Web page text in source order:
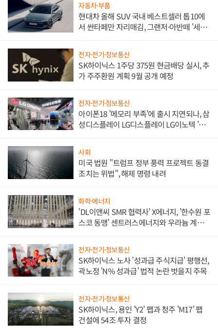
자동차·부품
현대차 올해 SUV 국내 베스트셀러 톱10에
서 싼타페만 자리매김, 그랜저·아반떼 '세단
전자·전기·정보통신
SK하이닉스 1주당 375원 현금배당 실시, 추
가 주주환원 계획 9월 공개 예정
전자·전기·정보통신
아이폰18 '메모리 부족'에 출시 지연되나, 삼
성디스플레이 LG디스플레이 LG이노텍 '탈
사회
미국 법원 "트럼프 정부 풍력 프로젝트 동결
조치는 위법", 해제 명령 내려
화학·에너지
'DL이앤씨 SMR 협력사' X에너지, '한수원 포
스코 동맹' 센트러스에너지와 우라늄 계약
전자·전기·정보통신
SK하이닉스 노사 '성과급 주식지급' 평행선,
곽노정 'N% 성과급' 법적 논란 벗을지 주목
전자·전기·정보통신
SK하이닉스, 용인 'Y2' 팹과 청주 'M17' 팹
건설에 54조 투자 결정